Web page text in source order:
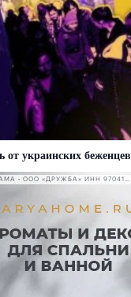
от украинских беженцев
РЕКЛАМА • ООО «ДРУЖБА» ИНН 9704146411